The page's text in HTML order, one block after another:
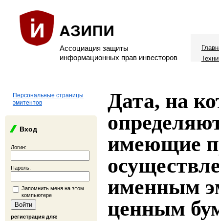
Ассоциация защиты
информационных прав инвесторов
Персональные страницы
эмитентов
Вход
Логин:
Пароль:
Запомнить меня на этом
компьютере
регистрация для:
Дата, на
имеющие
именным
ценным